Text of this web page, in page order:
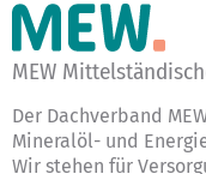
MEW
Der Dachverband
Mineralöl- und
Wir stehen für